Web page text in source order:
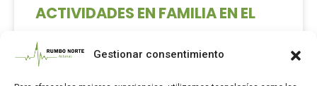
Gestionar consentimiento
ACTIVIDADES EN FAMILIA EN EL
ORIENTE DE ASTURIAS